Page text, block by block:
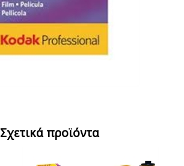
Σχετικά προϊόντα